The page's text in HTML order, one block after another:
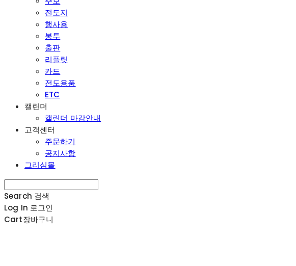
전도지
행사용
봉투
출판
리플릿
카드
전도용품
ETC
캘린더
캘린더 마감안내
고객센터
주문하기
공지사항
그리심몰
Search 검색
Log In 로그인
Cart장바구니